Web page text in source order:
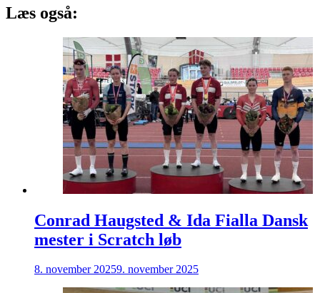
Læs også:
Conrad Haugsted & Ida Fialla Dansk
mester i Scratch løb
8. november 20259. november 2025